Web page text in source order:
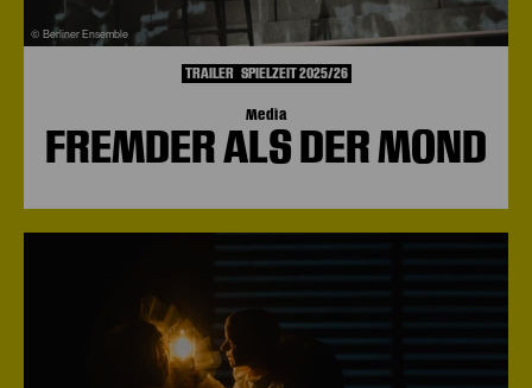
© Berliner Ensemble
Media
FREMDER ALS DER MOND
TRAILER SPIELZEIT 2025/26